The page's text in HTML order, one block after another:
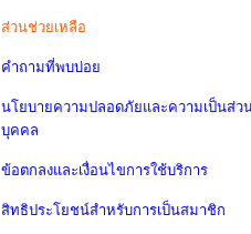
ส่วนช่วยเหลือ
คำถามที่พบบ่อย
นโยบายความปลอดภัยและความเป็นส่ว
บุคคล
ข้อตกลงและเงื่อนไขการใช้บริการ
สิทธิประโยชน์สำหรับการเป็นสมาชิก